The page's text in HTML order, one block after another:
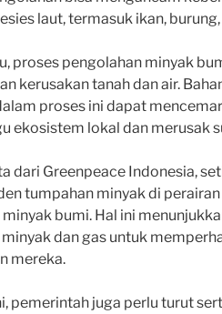
laut, termasuk ikan,
proses pengolahan minyak
kerusakan tanah dan air.
proses ini dapat
ekosistem lokal dan merusak
dari Greenpeace Indonesia,
tumpahan minyak di
bumi. Hal ini
minyak dan gas untuk
mereka.
pemerintah juga perlu turut